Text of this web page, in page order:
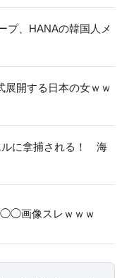
プ、HANAの韓国人メ
展開する日本の女ｗｗ
ルに拿捕される！ 海
◯◯画像スレｗｗｗ